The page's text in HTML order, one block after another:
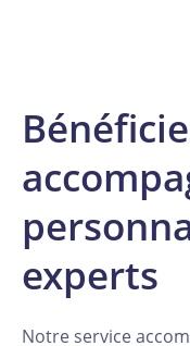
experts
Notre service